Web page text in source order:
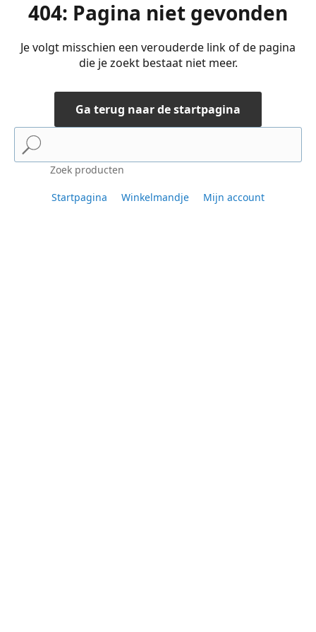
404: Pagina niet gevonden
Je volgt misschien een verouderde link of de pagina
die je zoekt bestaat niet meer.
Ga terug naar de startpagina
Zoek producten
Startpagina Winkelmandje Mijn account